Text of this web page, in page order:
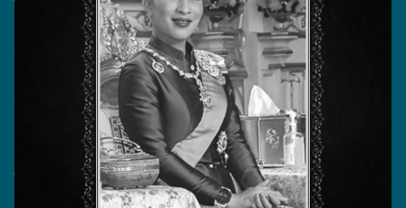
บริษัท วรธันย์ เทคโนโลยี จำกัด
555/104 ถนนสุขาภิบาล 5 แขวงออเงิน เขตสายไหม
กรุงเทพมหานคร 10220
วันทำการ จันทร์ - ศุกร์ เวลา 08.30 - 17.30 น.
เลขประจำตัวผู้เสียภาษี 0105555180721
What More?